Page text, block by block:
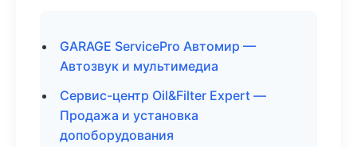
GARAGE ServicePro Автомир —
Автозвук и мультимедиа
Сервис-центр Oil&Filter Expert —
Продажа и установка
допоборудования